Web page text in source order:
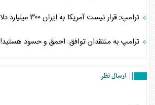
ترامپ: قرار نیست آمریکا به ایران ۳۰۰ میلیارد دلار بدهد
ترامپ به منتقدان توافق: احمق و حسود هستید!
ارسال نظر